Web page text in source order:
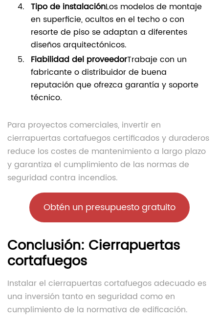
Tipo de instalaciónLos modelos de montaje
en superficie, ocultos en el techo o con
resorte de piso se adaptan a diferentes
diseños arquitectónicos.
Fiabilidad del proveedorTrabaje con un
fabricante o distribuidor de buena
reputación que ofrezca garantía y soporte
técnico.
Para proyectos comerciales, invertir en
cierrapuertas cortafuegos certificados y duraderos
reduce los costes de mantenimiento a largo plazo
y garantiza el cumplimiento de las normas de
seguridad contra incendios.
Obtén un presupuesto gratuito
Conclusión: Cierrapuertas
cortafuegos
Instalar el cierrapuertas cortafuegos adecuado es
una inversión tanto en seguridad como en
cumplimiento de la normativa de edificación.